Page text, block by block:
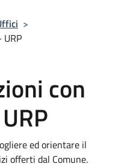
>
con
ed orientare il
offerti dal Comune.